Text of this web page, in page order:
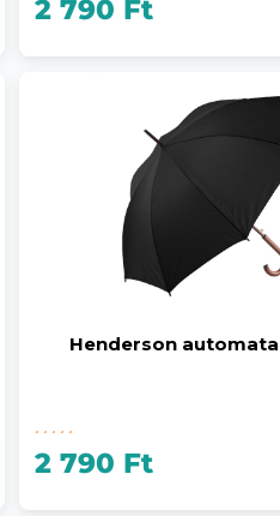
2 790 Ft
Henderson
2 790 Ft